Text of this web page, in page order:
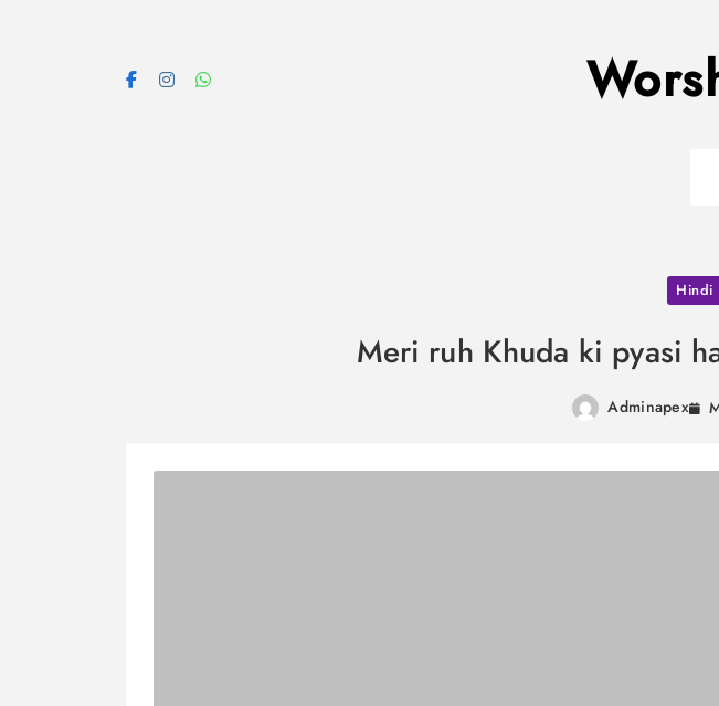
Hindi
Meri ruh Khuda ki pyasi
Adminapex